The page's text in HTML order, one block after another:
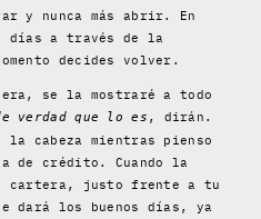
y nunca más abrir. En
días a través de la
decides volver.
se la mostraré a todo
verdad que lo es , dirán.
cabeza mientras pienso
de crédito. Cuando la
cartera, justo frente a tu
dará los buenos días, ya